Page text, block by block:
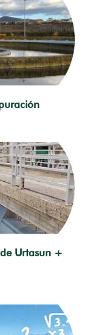
Urtasun +